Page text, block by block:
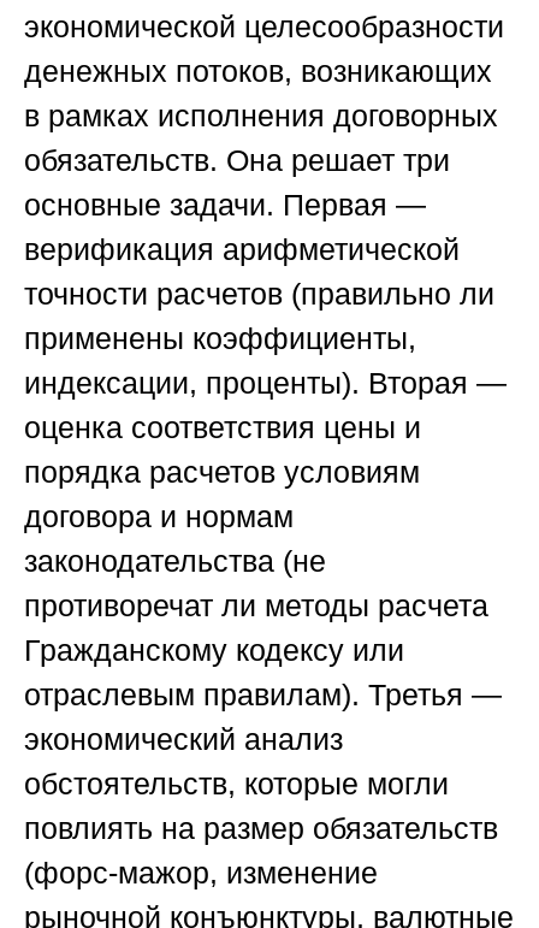
экономической целесообразности
денежных потоков, возникающих
в рамках исполнения договорных
обязательств. Она решает три
основные задачи. Первая —
верификация арифметической
точности расчетов (правильно ли
применены коэффициенты,
индексации, проценты). Вторая —
оценка соответствия цены и
порядка расчетов условиям
договора и нормам
законодательства (не
противоречат ли методы расчета
Гражданскому кодексу или
отраслевым правилам). Третья —
экономический анализ
обстоятельств, которые могли
повлиять на размер обязательств
(форс-мажор, изменение
рыночной конъюнктуры, валютные